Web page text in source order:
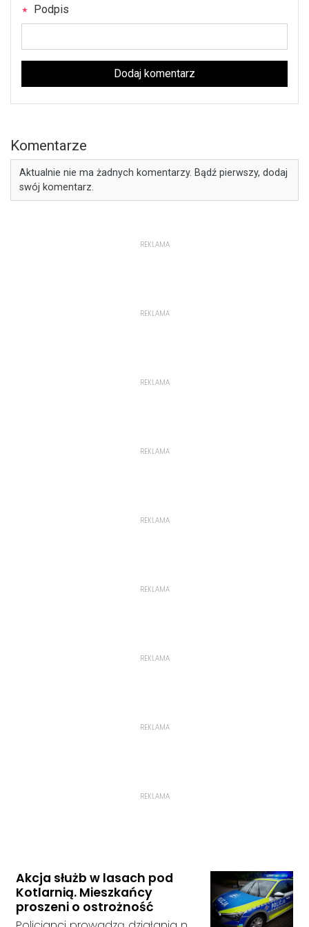
Podpis
Dodaj komentarz
Komentarze
Aktualnie nie ma żadnych komentarzy. Bądź pierwszy, dodaj
swój komentarz.
REKLAMA
REKLAMA
REKLAMA
REKLAMA
REKLAMA
REKLAMA
REKLAMA
REKLAMA
REKLAMA
Akcja służb w lasach pod
Kotlarnią. Mieszkańcy
proszeni o ostrożność